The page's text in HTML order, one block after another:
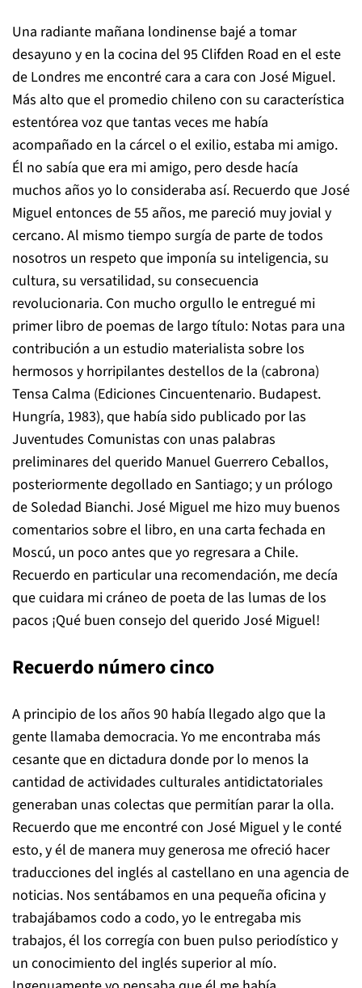
Una radiante mañana londinense bajé a tomar
desayuno y en la cocina del 95 Clifden Road en el este
de Londres me encontré cara a cara con José Miguel.
Más alto que el promedio chileno con su característica
estentórea voz que tantas veces me había
acompañado en la cárcel o el exilio, estaba mi amigo.
Él no sabía que era mi amigo, pero desde hacía
muchos años yo lo consideraba así. Recuerdo que José
Miguel entonces de 55 años, me pareció muy jovial y
cercano. Al mismo tiempo surgía de parte de todos
nosotros un respeto que imponía su inteligencia, su
cultura, su versatilidad, su consecuencia
revolucionaria. Con mucho orgullo le entregué mi
primer libro de poemas de largo título: Notas para una
contribución a un estudio materialista sobre los
hermosos y horripilantes destellos de la (cabrona)
Tensa Calma (Ediciones Cincuentenario. Budapest.
Hungría, 1983), que había sido publicado por las
Juventudes Comunistas con unas palabras
preliminares del querido Manuel Guerrero Ceballos,
posteriormente degollado en Santiago; y un prólogo
de Soledad Bianchi. José Miguel me hizo muy buenos
comentarios sobre el libro, en una carta fechada en
Moscú, un poco antes que yo regresara a Chile.
Recuerdo en particular una recomendación, me decía
que cuidara mi cráneo de poeta de las lumas de los
pacos ¡Qué buen consejo del querido José Miguel!
Recuerdo número cinco
A principio de los años 90 había llegado algo que la
gente llamaba democracia. Yo me encontraba más
cesante que en dictadura donde por lo menos la
cantidad de actividades culturales antidictatoriales
generaban unas colectas que permitían parar la olla.
Recuerdo que me encontré con José Miguel y le conté
esto, y él de manera muy generosa me ofreció hacer
traducciones del inglés al castellano en una agencia de
noticias. Nos sentábamos en una pequeña oficina y
trabajábamos codo a codo, yo le entregaba mis
trabajos, él los corregía con buen pulso periodístico y
un conocimiento del inglés superior al mío.